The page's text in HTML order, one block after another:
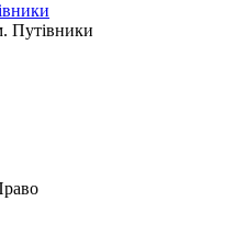
Путівники